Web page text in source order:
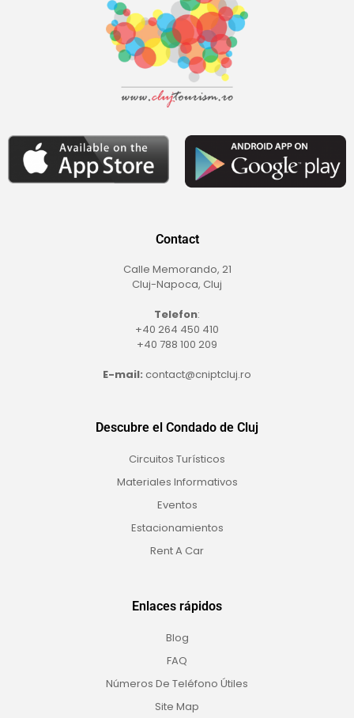
Contact
Calle Memorando, 21
Cluj-Napoca, Cluj
Telefon:
+40 264 450 410
+40 788 100 209
E-mail: contact@cniptcluj.ro
Descubre el Condado de Cluj
Circuitos Turísticos
Materiales Informativos
Eventos
Estacionamientos
Rent A Car
Enlaces rápidos
Blog
FAQ
Números De Teléfono Útiles
Site Map